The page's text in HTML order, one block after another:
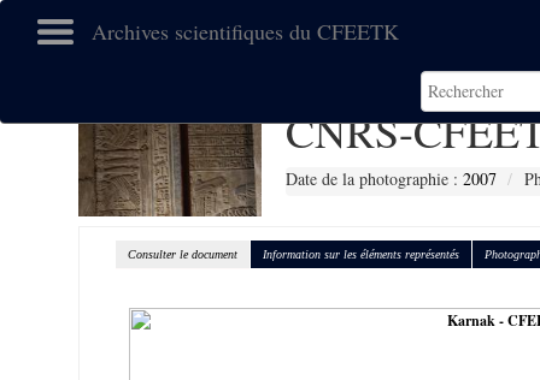
Archives scientifiques du CFEETK
CNRS-
Date de la photographie : 2007
Consulter le document Information sur les éléments représentés